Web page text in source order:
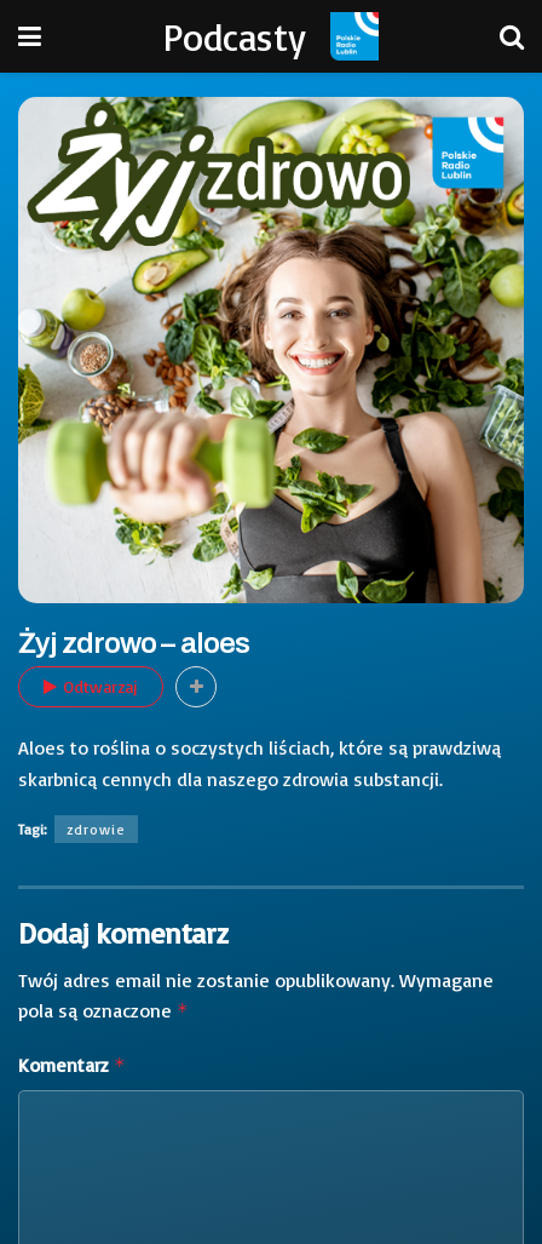
Podcasty
Żyj zdrowo – aloes
Odtwarzaj
Aloes to roślina o soczystych liściach, które są prawdziwą
skarbnicą cennych dla naszego zdrowia substancji.
Tagi: zdrowie
Dodaj komentarz
Twój adres email nie zostanie opublikowany. Wymagane
pola są oznaczone *
Komentarz *